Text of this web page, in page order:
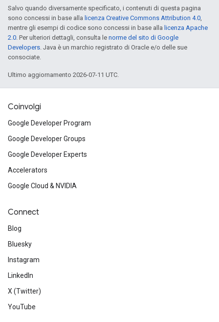
Salvo quando diversamente specificato, i contenuti di questa pagina
sono concessi in base alla licenza Creative Commons Attribution 4.0,
mentre gli esempi di codice sono concessi in base alla licenza Apache
2.0. Per ulteriori dettagli, consulta le norme del sito di Google
Developers. Java è un marchio registrato di Oracle e/o delle sue
consociate.
Ultimo aggiornamento 2026-07-11 UTC.
Coinvolgi
Google Developer Program
Google Developer Groups
Google Developer Experts
Accelerators
Google Cloud & NVIDIA
Connect
Blog
Bluesky
Instagram
LinkedIn
X (Twitter)
YouTube